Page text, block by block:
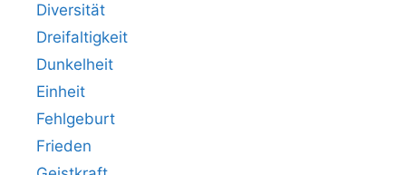
Diversität
Dreifaltigkeit
Dunkelheit
Einheit
Fehlgeburt
Frieden